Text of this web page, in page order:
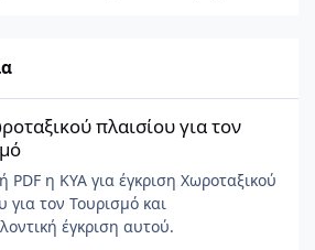
πλαισίου για τον
PDF η ΚΥΑ για έγκριση Χωροταξικού
για τον Τουρισμό και
έγκριση αυτού.